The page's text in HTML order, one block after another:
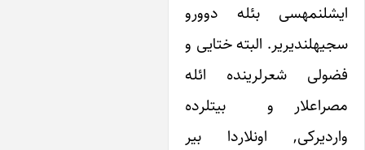
ایشلنمه‎سی بئله دوورو
سجیه‎لندیریر. البته ختایی و
شعرلرینده ائله
اونلاردا بیر